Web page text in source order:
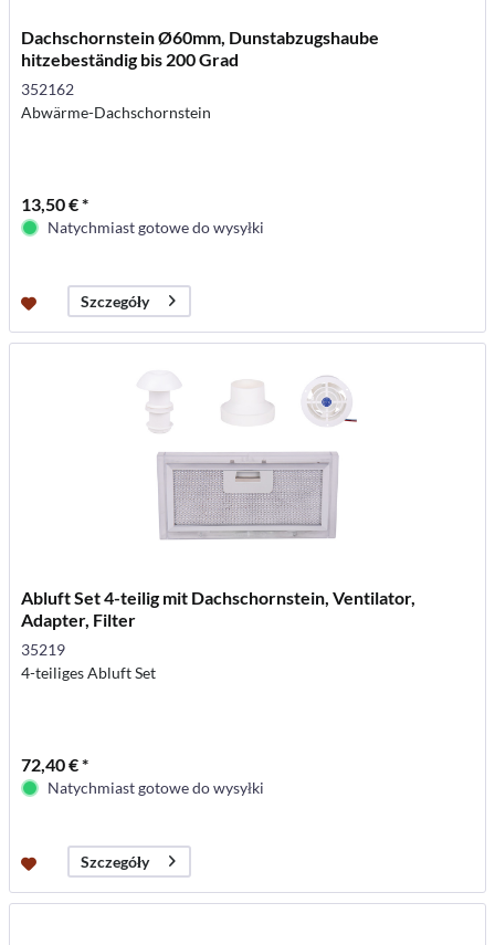
Dachschornstein Ø60mm, Dunstabzugshaube
hitzebeständig bis 200 Grad
352162
Abwärme-Dachschornstein
13,50 € *
Natychmiast gotowe do wysyłki
Szczegóły
Abluft Set 4-teilig mit Dachschornstein, Ventilator,
Adapter, Filter
35219
4-teiliges Abluft Set
72,40 € *
Natychmiast gotowe do wysyłki
Szczegóły